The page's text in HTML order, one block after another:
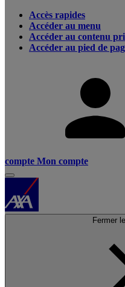
Accès rapides
Accéder au menu
Accéder au contenu
Accéder au pied de
compte Mon compte
Fermer